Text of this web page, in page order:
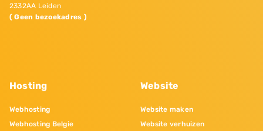
2332AA Leiden
( Geen bezoekadres )
Hosting
Webhosting
Webhosting Belgie
Website
Website maken
Website verhuizen